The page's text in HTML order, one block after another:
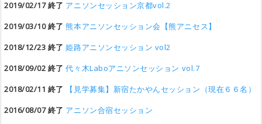
2019/02/17 終了 アニソンセッション京都vol.2
2019/03/10 終了 熊本アニソンセッション会【熊アニセス】
2018/12/23 終了 姫路アニソンセッション vol2
2018/09/02 終了 代々木Laboアニソンセッション vol.7
2018/02/11 終了
【見学募集】新宿たかやんセッション（現在６６名）
2016/08/07 終了 アニソン合宿セッション